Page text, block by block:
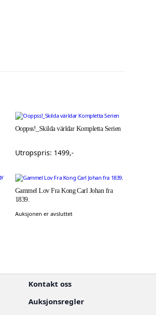
Ooppss!_Skilda världar Kompletta Serien
Utropspris: 1499,-
Gammel Lov Fra Kong Carl Johan fra
1839.
Auksjonen er avsluttet
Kontakt oss
Auksjonsregler